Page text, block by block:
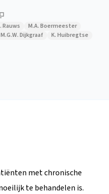
Rauws
M.A. Boermeester
M.G.W. Dijkgraaf
K. Huibregtse
met chronische
te behandelen is.